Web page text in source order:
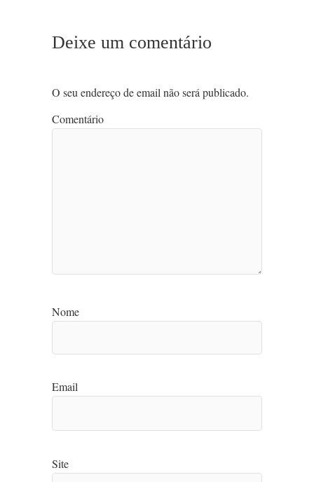
Deixe um comentário
O seu endereço de email não será publicado.
Comentário
Nome
Email
Site